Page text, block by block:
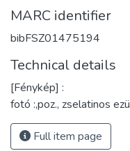
MARC identifier
bibFSZ01475194
Technical details
[Fénykép] :
fotó :,poz., zselatinos
Full item page